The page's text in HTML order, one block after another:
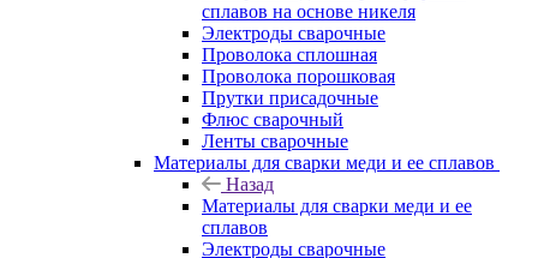
сплавов на основе никеля
Электроды сварочные
Проволока сплошная
Проволока порошковая
Прутки присадочные
Флюс сварочный
Ленты сварочные
Материалы для сварки меди и ее сплавов
Назад
Материалы для сварки меди и ее
сплавов
Электроды сварочные